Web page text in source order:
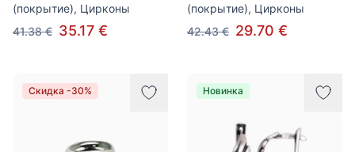
(покрытие), Цирконы
41.38 € 35.17 €
(покрытие), Цирконы
42.43 € 29.70 €
Скидка -30% Новинка